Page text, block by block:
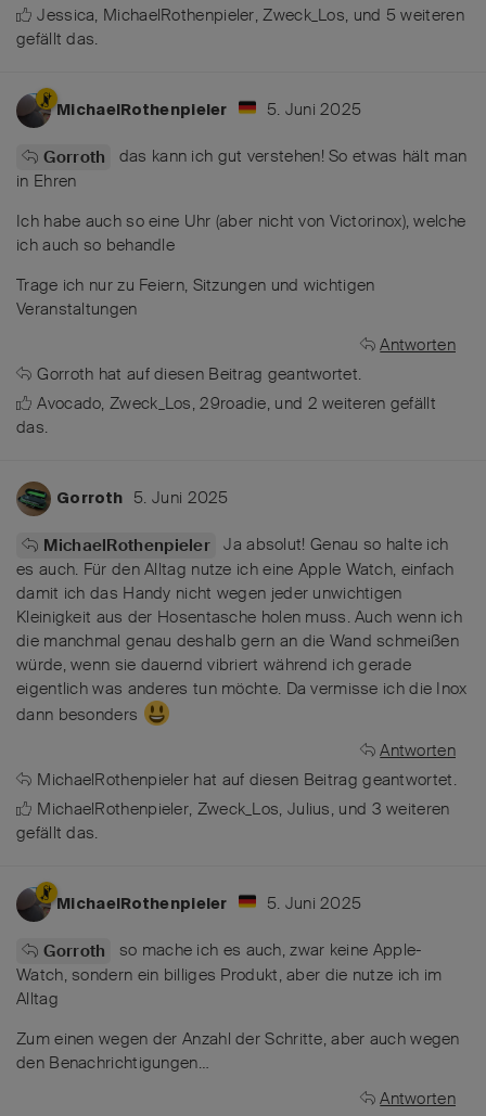
Jessica, MichaelRothenpieler,Zweck_Los, und 5 weiteren
gefällt das.
MichaelRothenpieler 5. Juni 2025
Gorroth
das kann ich gut verstehen! So etwas hält man
in Ehren
Ich habe auch so eine Uhr (aber nicht von Victorinox), welche
ich auch so behandle
Trage ich nur zu Feiern, Sitzungen und wichtigen
Veranstaltungen
Antworten
Gorroth hat auf diesen Beitrag geantwortet.
Avocado,Zweck_Los,29roadie, und 2 weiteren gefällt
das.
Gorroth 5. Juni 2025
MichaelRothenpieler Ja absolut! Genau so halte ich
es auch. Für den Alltag nutze ich eine Apple Watch, einfach
damit ich das Handy nicht wegen jeder unwichtigen
Kleinigkeit aus der Hosentasche holen muss. Auch wenn ich
die manchmal genau deshalb gern an die Wand schmeißen
würde, wenn sie dauernd vibriert während ich gerade
eigentlich was anderes tun möchte. Da vermisse ich die Inox
dann besonders
Antworten
MichaelRothenpieler hat auf diesen Beitrag geantwortet.
MichaelRothenpieler, Zweck_Los, Julius, und 3 weiteren
gefällt das.
MichaelRothenpieler 5. Juni 2025
Gorroth
so mache ich es auch, zwar keine Apple-
Watch, sondern ein billiges Produkt, aber die nutze ich im
Alltag
Zum einen wegen der Anzahl der Schritte, aber auch wegen
den Benachrichtigungen…
Antworten